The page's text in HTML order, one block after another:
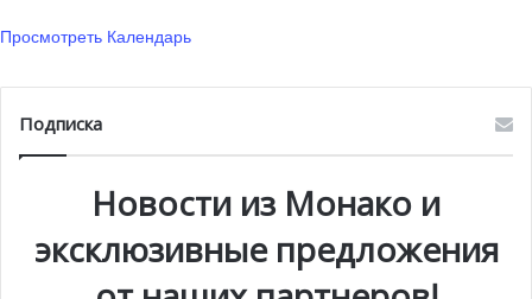
Просмотреть Календарь
Подписка
Новости из Монако и
эксклюзивные предложения